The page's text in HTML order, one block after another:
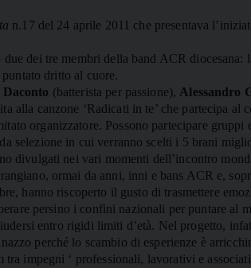
n.17 del 24 aprile 2011 che presentava
dei tre membri della band ACR
dritto al cuore.
(batterista per passione), Alessandro
alla canzone ‘Radicati in te’ che partecipa al
organizzatore. Possono partecipare gruppi
selezione in cui verranno scelti i 5 brani
divulgati nei vari momenti dell’incontro
ormai da anni, inni e bans ACR e,
hanno riscoperto il gusto di trasmettere
persino i confini nazionali per puntare al
entro rigidi limiti d’età. Nel progetto,
perché lo scambio di esperienze è
impegni ‘ professionali, lavorativi e